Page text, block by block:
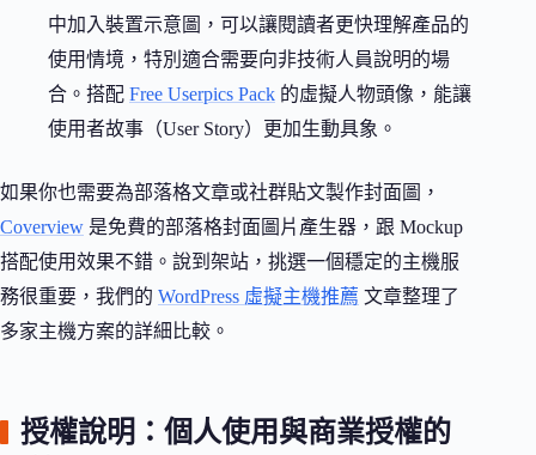
中加入裝置示意圖，可以讓閱讀者更快理解產品的
使用情境，特別適合需要向非技術人員說明的場
合。搭配 Free Userpics Pack 的虛擬人物頭像，能讓
使用者故事（User Story）更加生動具象。
如果你也需要為部落格文章或社群貼文製作封面圖，
Coverview 是免費的部落格封面圖片產生器，跟 Mockup
搭配使用效果不錯。說到架站，挑選一個穩定的主機服
務很重要，我們的 WordPress 虛擬主機推薦 文章整理了
多家主機方案的詳細比較。
授權說明：個人使用與商業授權的